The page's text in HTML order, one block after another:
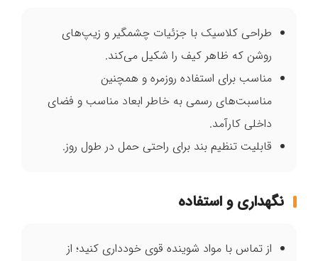
طراحی کلاسیک با جزئیات چشمگیر و زیپ‌های
روشن که ظاهر کیف را شکیل می‌کند.
مناسب برای استفاده روزمره و همچنین
مناسبت‌های رسمی به خاطر ابعاد مناسب و فضای
داخلی کارآمد.
قابلیت تنظیم بند برای راحتی حمل در طول روز.
نگهداری و استفاده
از تماس با مواد شوینده قوی خودداری کنید؛ از